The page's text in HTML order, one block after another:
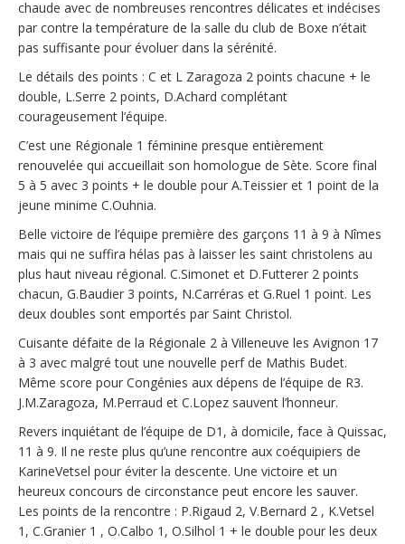
chaude avec de nombreuses rencontres délicates et indécises
par contre la température de la salle du club de Boxe n’était
pas suffisante pour évoluer dans la sérénité.
Le détails des points : C et L Zaragoza 2 points chacune + le
double, L.Serre 2 points, D.Achard complétant
courageusement l’équipe.
C’est une Régionale 1 féminine presque entièrement
renouvelée qui accueillait son homologue de Sète. Score final
5 à 5 avec 3 points + le double pour A.Teissier et 1 point de la
jeune minime C.Ouhnia.
Belle victoire de l’équipe première des garçons 11 à 9 à Nîmes
mais qui ne suffira hélas pas à laisser les saint christolens au
plus haut niveau régional. C.Simonet et D.Futterer 2 points
chacun, G.Baudier 3 points, N.Carréras et G.Ruel 1 point. Les
deux doubles sont emportés par Saint Christol.
Cuisante défaite de la Régionale 2 à Villeneuve les Avignon 17
à 3 avec malgré tout une nouvelle perf de Mathis Budet.
Même score pour Congénies aux dépens de l’équipe de R3.
J.M.Zaragoza, M.Perraud et C.Lopez sauvent l’honneur.
Revers inquiétant de l’équipe de D1, à domicile, face à Quissac,
11 à 9. Il ne reste plus qu’une rencontre aux coéquipiers de
KarineVetsel pour éviter la descente. Une victoire et un
heureux concours de circonstance peut encore les sauver.
Les points de la rencontre : P.Rigaud 2, V.Bernard 2 , K.Vetsel
1, C.Granier 1 , O.Calbo 1, O.Silhol 1 + le double pour les deux